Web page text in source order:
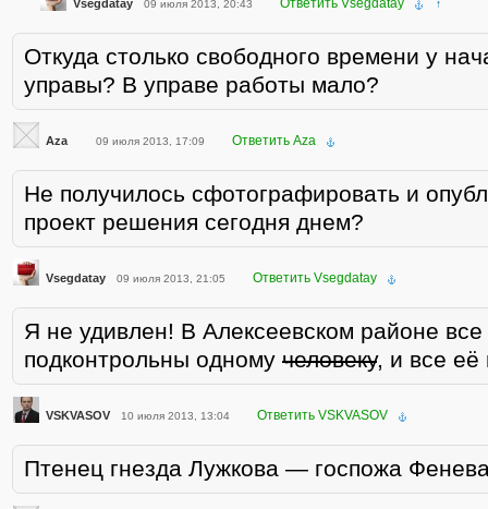
Vsegdatay 09 июля 2013, 20:43 Ответить Vsegdatay ↑
Откуда столько свободного времени у
управы? В управе работы мало?
Aza 09 июля 2013, 17:09 Ответить Aza
Не получилось сфотографировать и
проект решения сегодня днем?
Vsegdatay 09 июля 2013, 21:05 Ответить Vsegdatay
Я не удивлен! В Алексеевском районе
подконтрольны одному человеку, и все её
VSKVASOV 10 июля 2013, 13:04 Ответить VSKVASOV
Птенец гнезда Лужкова — госпожа